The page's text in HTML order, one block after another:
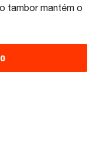
tambor mantém o